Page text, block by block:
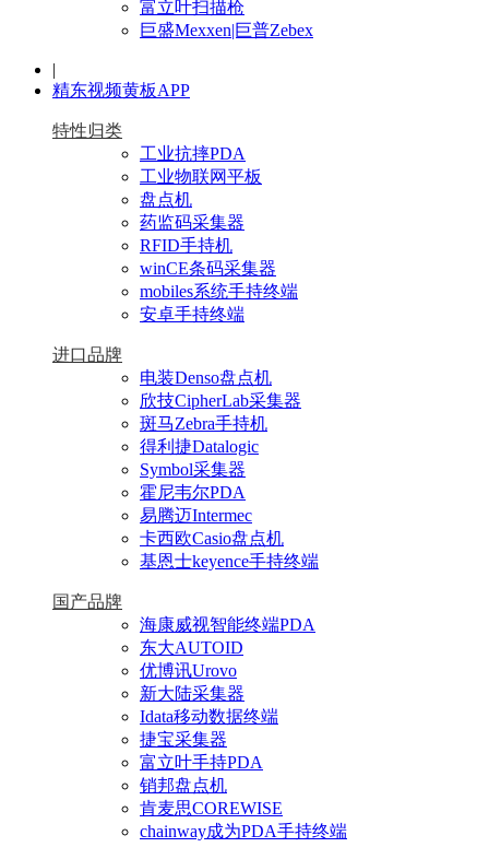
富立叶扫描枪
巨盛Mexxen|巨普Zebex
|
精东视频黄板APP
特性归类
工业抗摔PDA
工业物联网平板
盘点机
药监码采集器
RFID手持机
winCE条码采集器
mobiles系统手持终端
安卓手持终端
进口品牌
电装Denso盘点机
欣技CipherLab采集器
斑马Zebra手持机
得利捷Datalogic
Symbol采集器
霍尼韦尔PDA
易腾迈Intermec
卡西欧Casio盘点机
基恩士keyence手持终端
国产品牌
海康威视智能终端PDA
东大AUTOID
优博讯Urovo
新大陆采集器
Idata移动数据终端
捷宝采集器
富立叶手持PDA
销邦盘点机
肯麦思COREWISE
chainway成为PDA手持终端